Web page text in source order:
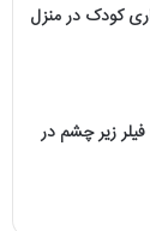
کودک در منزل
فیلر زیر چشم در